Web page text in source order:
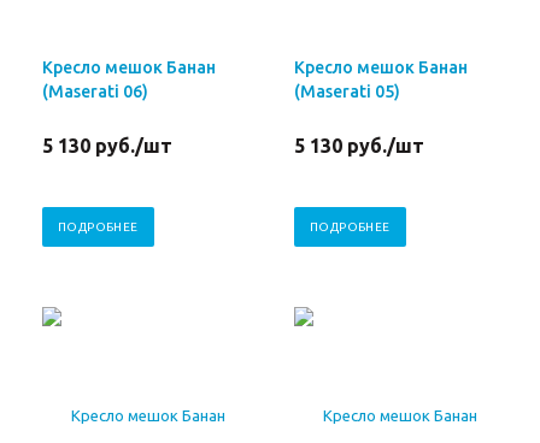
Кресло мешок Банан
(Maserati 06)
5 130 руб./шт
ПОДРОБНЕЕ
Кресло мешок Банан
(Maserati 05)
5 130 руб./шт
ПОДРОБНЕЕ